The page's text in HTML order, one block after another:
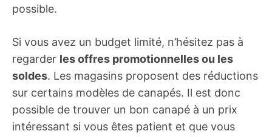
possible.
Si vous avez un budget limité, n’hésitez pas à
regarder les offres promotionnelles ou les
soldes. Les magasins proposent des réductions
sur certains modèles de canapés. Il est donc
possible de trouver un bon canapé à un prix
intéressant si vous êtes patient et que vous